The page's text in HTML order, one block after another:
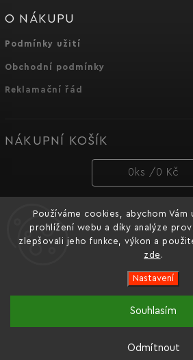
Používáme cookies, abychom Vám
prohlížení webu a díky analýze
zlepšovali jeho funkce, výkon a
zde .
Nastavení
Odmítnout
Souhlasím
Oficiální e-shop značky nářadí Dnipro-
Slovensko.
O NÁKUPU
Podmínky užití
Obchodní podmínky
Reklamační řád
NÁKUPNÍ KOŠÍK
0 ks / 0 Kč
PŘIJÍMÁME ONLINE PLATBY